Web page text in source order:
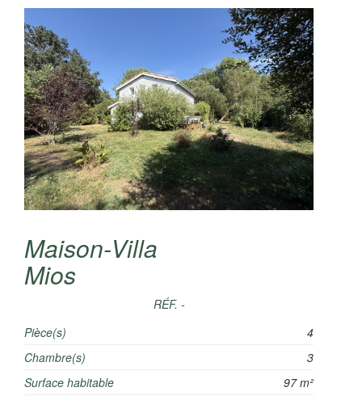
Maison-Villa
Mios
RÉF. -
Pièce(s)
4
Chambre(s)
3
Surface habitable
97 m²